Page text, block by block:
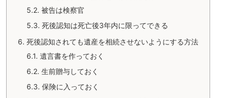
5.2. 被告は検察官
5.3. 死後認知は死亡後3年内に限ってできる
6. 死後認知されても遺産を相続させないようにする方法
6.1. 遺言書を作っておく
6.2. 生前贈与しておく
6.3. 保険に入っておく